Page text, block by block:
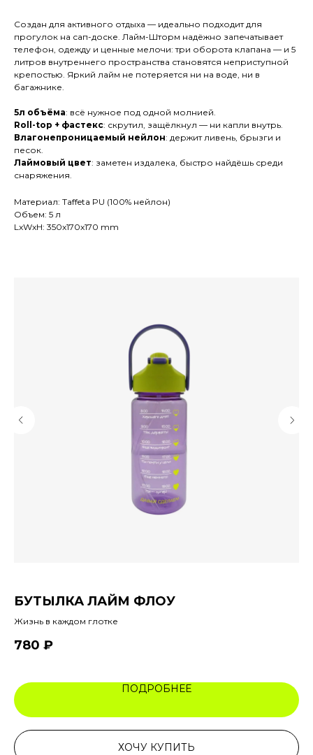
Создан для активного отдыха — идеально подходит для
прогулок на сап-доске. Лайм-Шторм надёжно запечатывает
телефон, одежду и ценные мелочи: три оборота клапана — и 5
литров внутреннего пространства становятся неприступной
крепостью. Яркий лайм не потеряется ни на воде, ни в
багажнике.
5л объёма: всё нужное под одной молнией.
Roll-top + фастекс: скрутил, защёлкнул — ни капли внутрь.
Влагонепроницаемый нейлон: держит ливень, брызги и
песок.
Лаймовый цвет: заметен издалека, быстро найдёшь среди
снаряжения.
Материал: Taffeta PU (100% нейлон)
Объем: 5 л
LxWxH: 350x170x170 mm
БУТЫЛКА ЛАЙМ ФЛОУ
Жизнь в каждом глотке
780 ₽
ПОДРОБНЕЕ
ХОЧУ КУПИТЬ